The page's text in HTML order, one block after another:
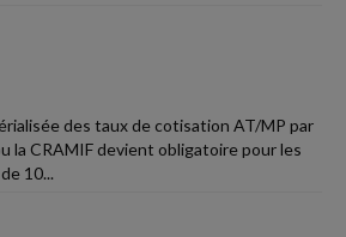
des taux de cotisation AT/MP par
la CRAMIF devient obligatoire pour les
10...